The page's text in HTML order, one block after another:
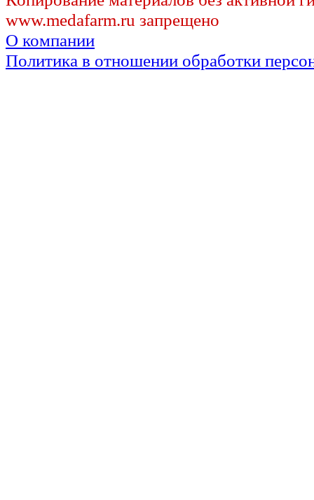
www.medafarm.ru запрещено
О компании
Политика в отношении обработки